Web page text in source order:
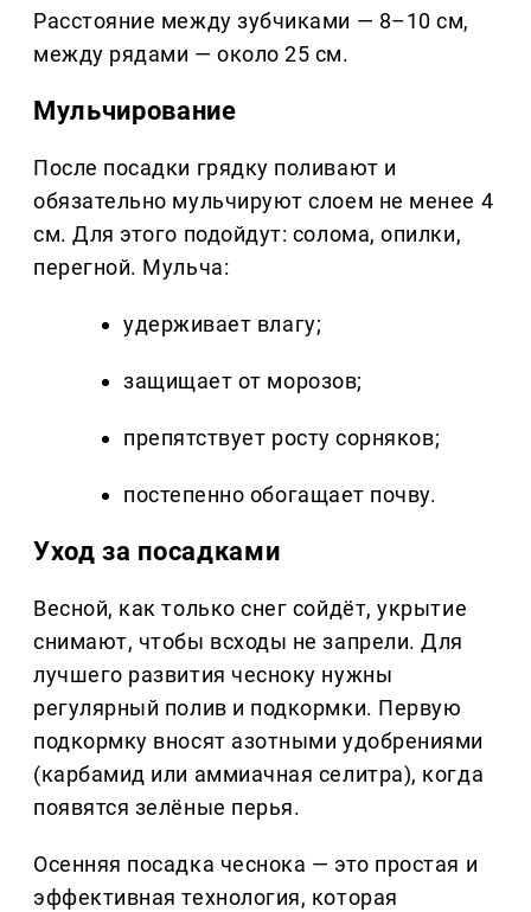
Расстояние между зубчиками — 8–10 см,
между рядами — около 25 см.
Мульчирование
После посадки грядку поливают и
обязательно мульчируют слоем не менее 4
см. Для этого подойдут: солома, опилки,
перегной. Мульча:
удерживает влагу;
защищает от морозов;
препятствует росту сорняков;
постепенно обогащает почву.
Уход за посадками
Весной, как только снег сойдёт, укрытие
снимают, чтобы всходы не запрели. Для
лучшего развития чесноку нужны
регулярный полив и подкормки. Первую
подкормку вносят азотными удобрениями
(карбамид или аммиачная селитра), когда
появятся зелёные перья.
Осенняя посадка чеснока — это простая и
эффективная технология, которая